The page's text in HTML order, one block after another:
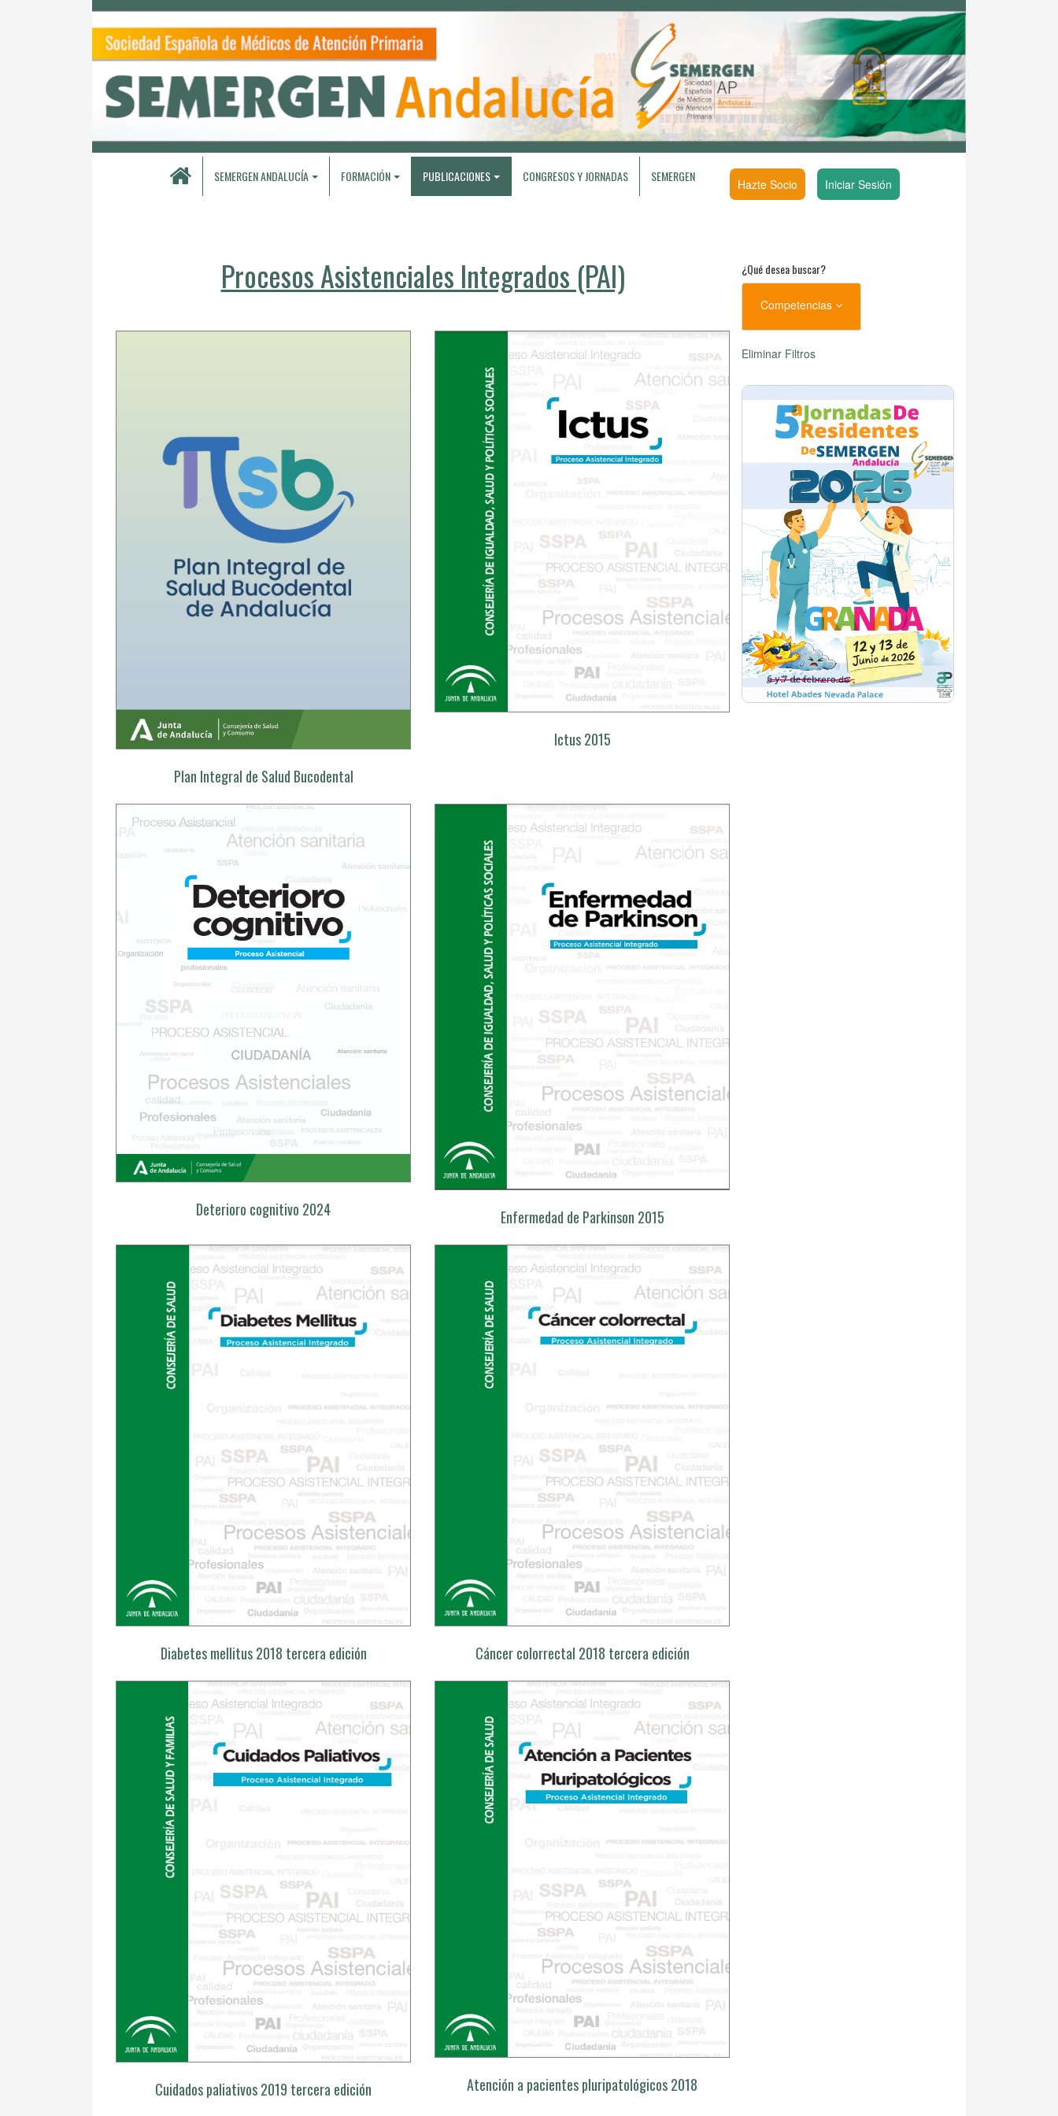
SEMERGEN ANDALUCÍA FORMACIÓN PUBLICACIONES CONGRESOS Y JORNADAS SEMERGEN Hazte Socio Iniciar Sesión
Procesos Asistenciales Integrados (PAI)
Plan Integral de Salud Bucodental
Ictus 2015
Deterioro cognitivo 2024 Enfermedad de Parkinson 2015
Diabetes mellitus 2018 tercera edición Cáncer colorrectal 2018 tercera edición
Cuidados paliativos 2019 tercera edición Atención a pacientes pluripatológicos 2018
¿Qué desea buscar?
Competencias
Eliminar Filtros